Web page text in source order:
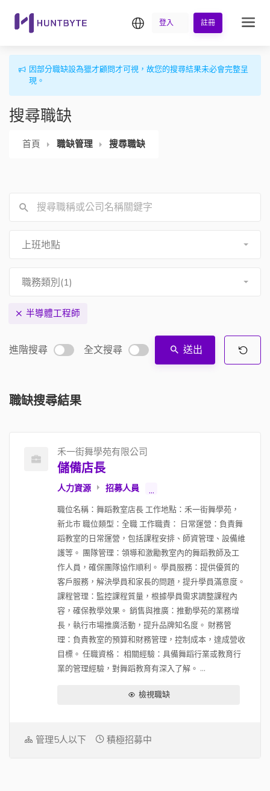
繁中登入 註冊
因部分職缺設為獵才顧問才可視，故您的搜尋結果未必會完整呈
現。
搜尋職缺
首頁 職缺管理 搜尋職缺
上班地點
職務類別(1)
半導體工程師
進階搜尋 全文搜尋 送出
職缺搜尋結果
禾一街舞學苑有限公司
儲備店長
人力資源 招募人員 ...
職位名稱：舞蹈教室店長 工作地點：禾一街舞學苑，
新北市 職位類型：全職 工作職責： 日常運營：負責舞
蹈教室的日常運營，包括課程安排、師資管理、設備維
護等。 團隊管理：領導和激勵教室內的舞蹈教師及工
作人員，確保團隊協作順利。 學員服務：提供優質的
客戶服務，解決學員和家長的問題，提升學員滿意度。
課程管理：監控課程質量，根據學員需求調整課程內
容，確保教學效果。 銷售與推廣：推動學苑的業務增
長，執行市場推廣活動，提升品牌知名度。 財務管
理：負責教室的預算和財務管理，控制成本，達成營收
目標。 任職資格： 相關經驗：具備舞蹈行業或教育行
業的管理經驗，對舞蹈教育有深入了解。 ...
檢視職缺
管理5人以下 積極招募中